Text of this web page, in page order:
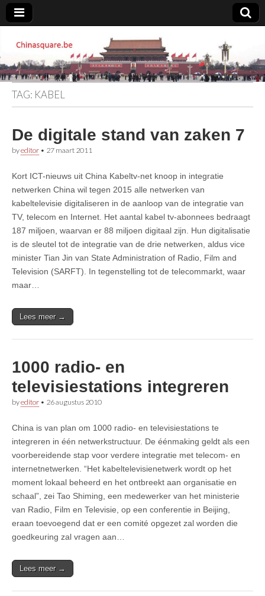
Chinasquare.be
TAG: KABEL
De digitale stand van zaken 7
byeditor • 27 maart 2011
Kort ICT-nieuws uit China Kabeltv-net knoop in integratie
netwerken China wil tegen 2015 alle netwerken van
kabeltelevisie digitaliseren in de aanloop van de integratie van
TV, telecom en Internet. Het aantal kabel tv-abonnees bedraagt
187 miljoen, waarvan er 88 miljoen digitaal zijn. Hun digitalisatie
is de sleutel tot de integratie van de drie netwerken, aldus vice
minister Tian Jin van State Administration of Radio, Film and
Television (SARFT). In tegenstelling tot de telecommarkt, waar
maar…
Lees meer →
1000 radio- en
televisiestations integreren
byeditor • 26 augustus 2010
China is van plan om 1000 radio- en televisiestations te
integreren in één netwerkstructuur. De éénmaking geldt als een
voorbereidende stap voor verdere integratie met telecom- en
internetnetwerken. “Het kabeltelevisienetwerk wordt op het
moment lokaal beheerd en het ontbreekt aan organisatie en
schaal”, zei Tao Shiming, een medewerker van het ministerie
van Radio, Film en Televisie, op een conferentie in Beijing,
eraan toevoegend dat er een comité opgezet zal worden die
goedkeuring zal vragen aan…
Lees meer →